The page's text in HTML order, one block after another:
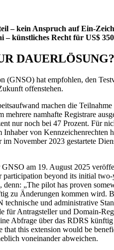
kein Anspruch auf Ein-
künstliches Recht für US$
DAUERLÖSUNG?
(GNSO) hat empfohlen, den
offenstehen.
machen die
namhafte Registrare
nur noch bei 47 Prozent. Für
von
November 2023 gestartete
am 19. August 2025
beyond its initial
„The pilot has proven
zu Änderungen kommen
und administrative
Antragsteller und Domain-
Abfrage über das RDRS
this extension would be
voneinander abweichen.